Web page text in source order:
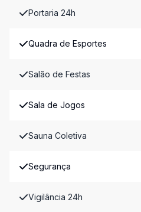
Portaria 24h
Quadra de Esportes
Salão de Festas
Sala de Jogos
Sauna Coletiva
Segurança
Vigilância 24h